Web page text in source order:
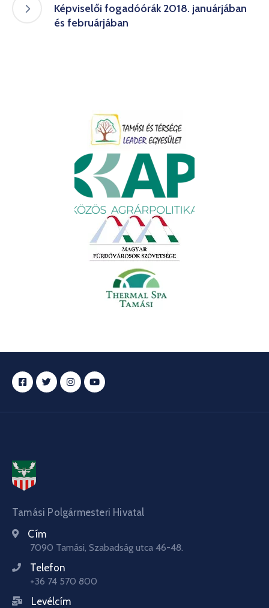
Képviselői fogadóórák 2018. januárjában
és februárjában
Tamási Polgármesteri Hivatal
Cím
7090 Tamási, Szabadság utca 46-48.
Telefon
+36 74 570 800
Levélcím